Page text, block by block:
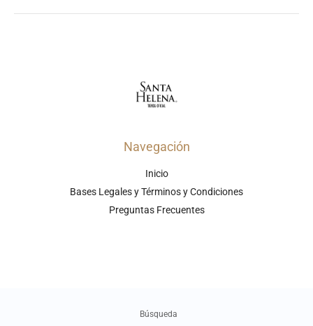
Navegación
Inicio
Bases Legales y Términos y Condiciones
Preguntas Frecuentes
Búsqueda